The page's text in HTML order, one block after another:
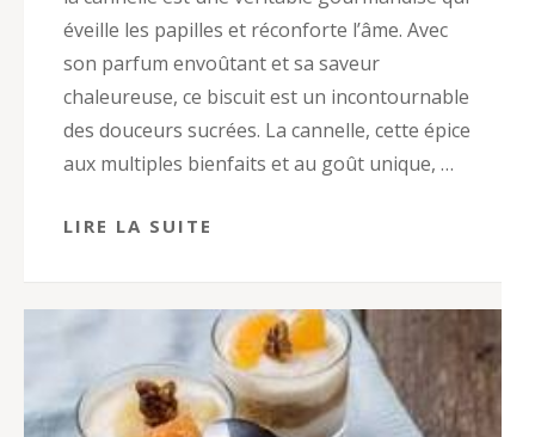
éveille les papilles et réconforte l’âme. Avec
son parfum envoûtant et sa saveur
chaleureuse, ce biscuit est un incontournable
des douceurs sucrées. La cannelle, cette épice
aux multiples bienfaits et au goût unique, …
LIRE LA SUITE